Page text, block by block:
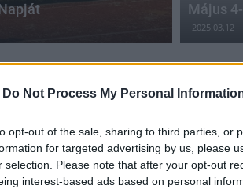
Do Not Process My Personal
opt-out of the sale, sharing to third parties, or
for targeted advertising by us, please
selection. Please note that after your opt-out
interest-based ads based on personal
Május
2025.03.12
Ez a magyar teljesítette azt, amit
világon